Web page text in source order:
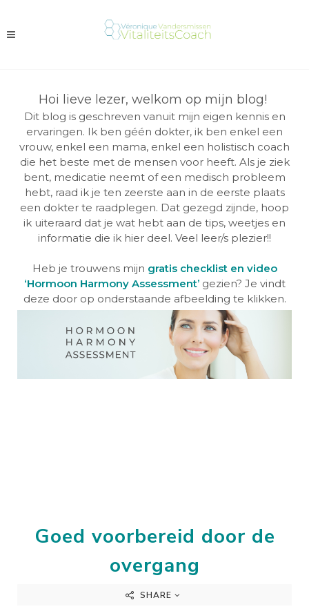
Hoi lieve lezer, welkom op mijn blog!
Dit blog is geschreven vanuit mijn eigen kennis en
ervaringen. Ik ben géén dokter, ik ben enkel een
vrouw, enkel een mama, enkel een holistisch coach
die het beste met de mensen voor heeft. Als je ziek
bent, medicatie neemt of een medisch probleem
hebt, raad ik je ten zeerste aan in de eerste plaats
een dokter te raadplegen. Dat gezegd zijnde, hoop
ik uiteraard dat je wat hebt aan de tips, weetjes en
informatie die ik hier deel. Veel leer/s plezier!!
Heb je trouwens mijn gratis checklist en video
‘Hormoon Harmony Assessment’gezien? Je vindt
deze door op onderstaande afbeelding te klikken.
Goed voorbereid door de
overgang
SHARE